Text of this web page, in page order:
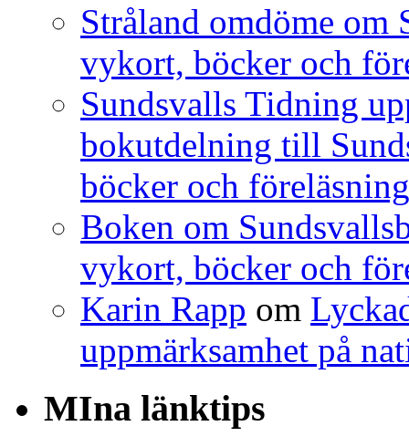
Stråland omdöme
vykort, böcker och
Sundsvalls Tidning
bokutdelning till
böcker och
Boken om
vykort, böcker och
Karin Rapp om
uppmärksamhet på
MIna länktips